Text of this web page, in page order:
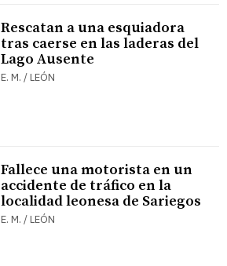
Rescatan a una esquiadora
tras caerse en las laderas del
Lago Ausente
E. M. / LEÓN
Fallece una motorista en un
accidente de tráfico en la
localidad leonesa de Sariegos
E. M. / LEÓN